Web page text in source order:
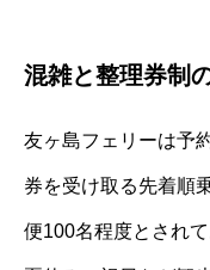
混雑と整理券制
友ヶ島フェリーは予
券を受け取る先着順
便100名程度とされ